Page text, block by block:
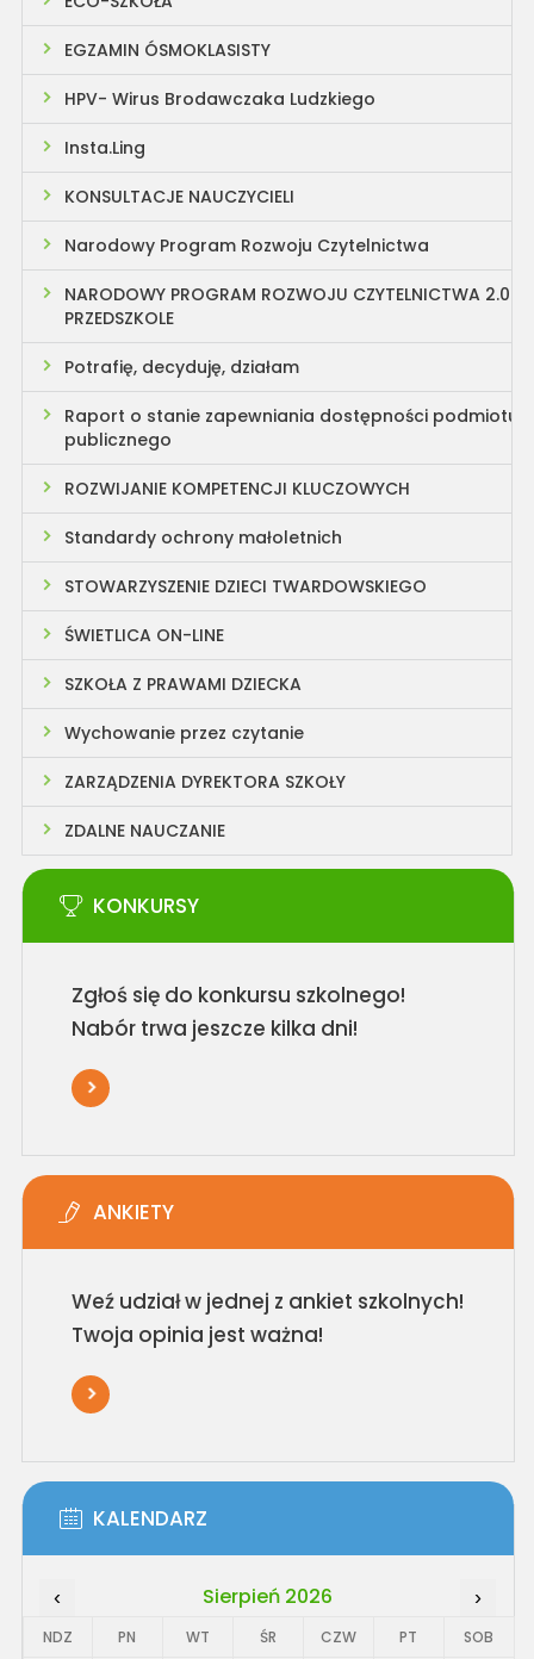
EGZAMIN ÓSMOKLASISTY
HPV- Wirus Brodawczaka Ludzkiego
Insta.Ling
KONSULTACJE NAUCZYCIELI
Narodowy Program Rozwoju Czytelnictwa
NARODOWY PROGRAM ROZWOJU CZYTELNICTWA 2.0
PRZEDSZKOLE
Potrafię, decyduję, działam
Raport o stanie zapewniania dostępności podmiotu
publicznego
ROZWIJANIE KOMPETENCJI KLUCZOWYCH
Standardy ochrony małoletnich
STOWARZYSZENIE DZIECI TWARDOWSKIEGO
ŚWIETLICA ON-LINE
SZKOŁA Z PRAWAMI DZIECKA
Wychowanie przez czytanie
ZARZĄDZENIA DYREKTORA SZKOŁY
ZDALNE NAUCZANIE
KONKURSY
Zgłoś się do konkursu szkolnego!
Nabór trwa jeszcze kilka dni!
ANKIETY
Weź udział w jednej z ankiet szkolnych!
Twoja opinia jest ważna!
KALENDARZ
‹ Sierpień 2026 ›
NDZ PN WT ŚR CZW PT
SOB